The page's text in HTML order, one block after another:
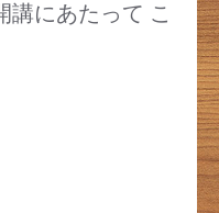
講にあたって こ